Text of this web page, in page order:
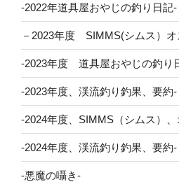
-2022年道具屋おやじの釣り日記-
－2023年度 SIMMS(シムス）オ
-2023年度 道具屋おやじの釣り
-2023年度、渓流釣り釣果、要約-
-2024年度、SIMMS（シムス）
-2024年度、渓流釣り釣果、要約-
-悪魔の囁き-